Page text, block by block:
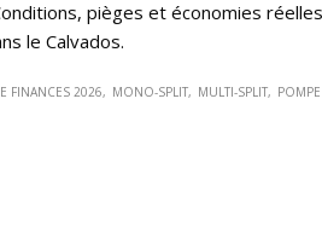
pièges et économies
le Calvados.
FINANCES 2026 MONO-SPLIT MULTI-SPLIT